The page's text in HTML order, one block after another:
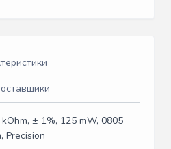
± 1%, 125 mW, 0805
Precision